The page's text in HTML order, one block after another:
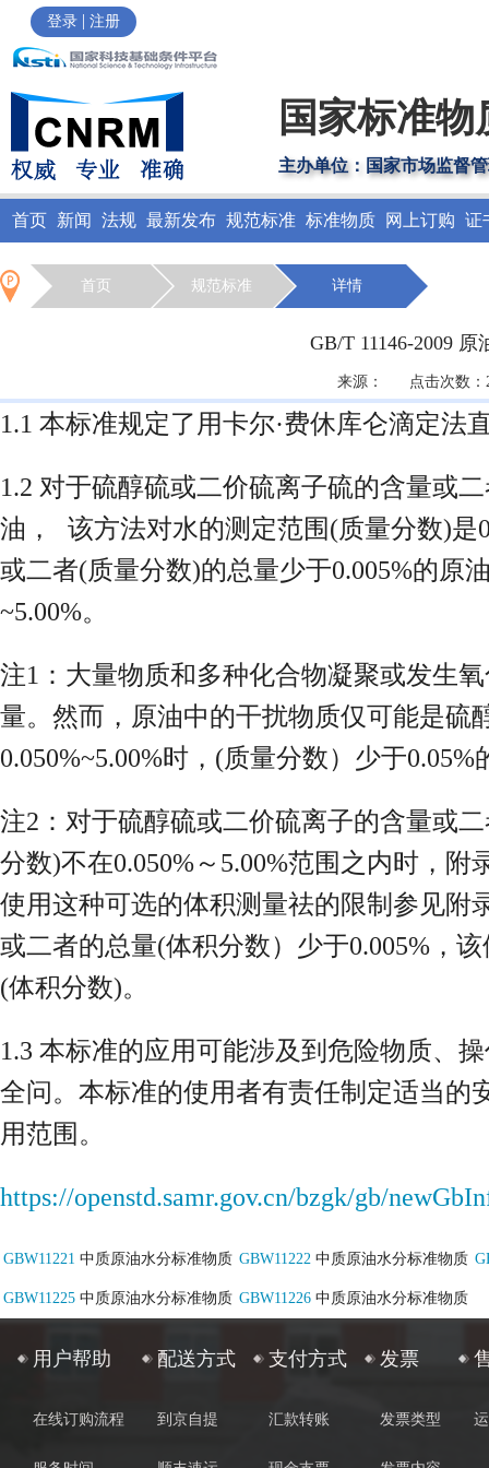
登录 | 注册
国家标准
主办单位：国家市场监督
首页 新闻 法规 最新发布 规范标准 标准物质 网上订购 证
首页 规范标准 详情
GB/T 11146-2009
来源： 点击次数：
1.1 本标准规定了用卡尔·费休库仑滴定法
1.2 对于硫醇硫或二价硫离子硫的含量或
油， 该方法对水的测定范围(质量分数)是
或二者(质量分数)的总量少于0.005%的原
~5.00%。
注1：大量物质和多种化合物凝聚或发生
量。然而，原油中的干扰物质仅可能是硫
0.050%~5.00%时，(质量分数）少于
注2：对于硫醇硫或二价硫离子的含量或
分数)不在0.050%～5.00%范围之内时，
使用这种可选的体积测量祛的限制参见附
或二者的总量(体积分数）少于0.005%，
(体积分数)。
1.3 本标准的应用可能涉及到危险物质、
全问。本标准的使用者有责任制定适当的
用范围。
https://openstd.samr.gov.cn/bzgk/gb/
GBW11221 中质原油水分标准物质 GBW11222 中质原油水分标准物质
GBW11225 中质原油水分标准物质 GBW11226 中质原油水分标准物质
用户帮助
在线订购流程
配送方式
到京自提
支付方式
汇款转账
发票
发票类型